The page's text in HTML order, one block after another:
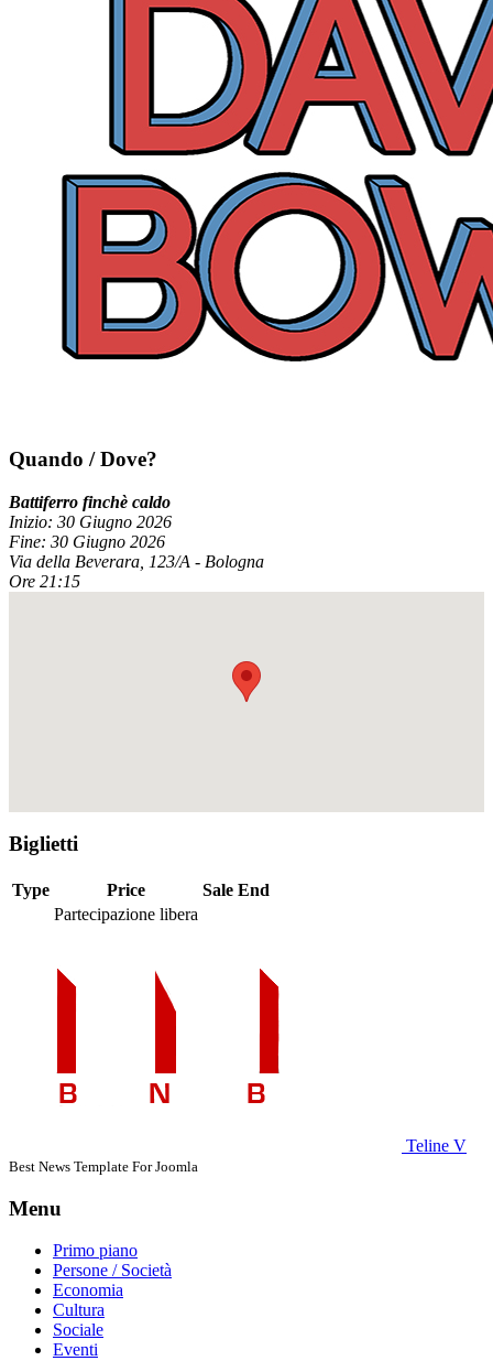
Quando / Dove?
Battiferro finchè caldo
Inizio: 30 Giugno 2026
Fine: 30 Giugno 2026
Via della Beverara, 123/A - Bologna
Ore 21:15
Biglietti
Type Price
Sale End
Partecipazione libera
Teline V
Best News Template For Joomla
Menu
Primo piano
Persone / Società
Economia
Cultura
Sociale
Eventi